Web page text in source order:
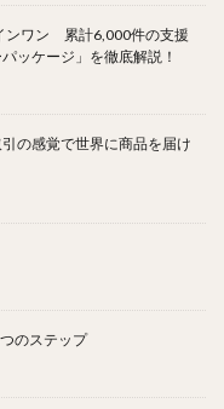
ンワン 累計6,000件の支援
ッケージ」を徹底解説！
の感覚で世界に商品を届け
のステップ